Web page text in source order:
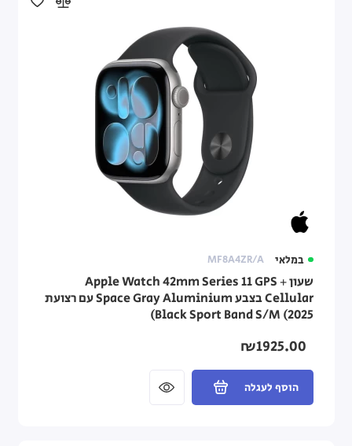
במלאי MF8A4ZR/A
שעון Apple Watch 42mm Series 11 GPS +
Cellular בצבע Space Gray Aluminium עם רצועת
Black Sport Band S/M (2025)
₪1925.00
הוסף לעגלה